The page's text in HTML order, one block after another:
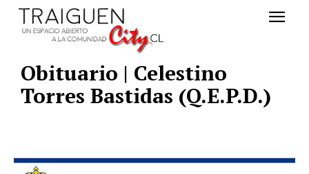
Obituario | Celestino
Torres Bastidas (Q.E.P.D.)